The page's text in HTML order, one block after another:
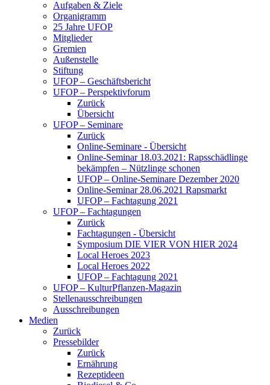
Aufgaben & Ziele
Organigramm
25 Jahre UFOP
Mitglieder
Gremien
Außenstelle
Stiftung
UFOP – Geschäftsbericht
UFOP – Perspektivforum
Zurück
Übersicht
UFOP – Seminare
Zurück
Online-Seminare - Übersicht
Online-Seminar 18.03.2021: Rapsschädlinge
bekämpfen – Nützlinge schonen
UFOP – Online-Seminare Dezember 2020
Online-Seminar 28.06.2021 Rapsmarkt
UFOP – Fachtagung 2021
UFOP – Fachtagungen
Zurück
Fachtagungen - Übersicht
Symposium DIE VIER VON HIER 2024
Local Heroes 2023
Local Heroes 2022
UFOP – Fachtagung 2021
UFOP – KulturPflanzen-Magazin
Stellenausschreibungen
Ausschreibungen
Medien
Zurück
Pressebilder
Zurück
Ernährung
Rezeptideen